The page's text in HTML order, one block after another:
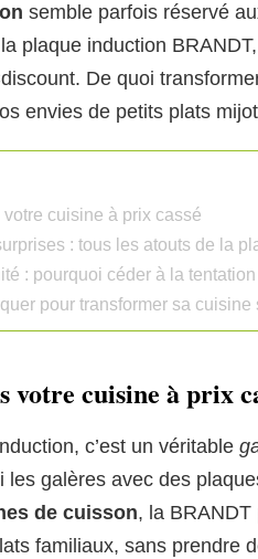
semble parfois réservé
plaque induction
De quoi
envies de petits plats
cuisine à prix cassé
: tous les atouts de la
: pourquoi céder à la
pour transformer sa
votre cuisine à prix
c’est un véritable
les galères avec des
de cuisson, la BRANDT
familiaux, sans prendre